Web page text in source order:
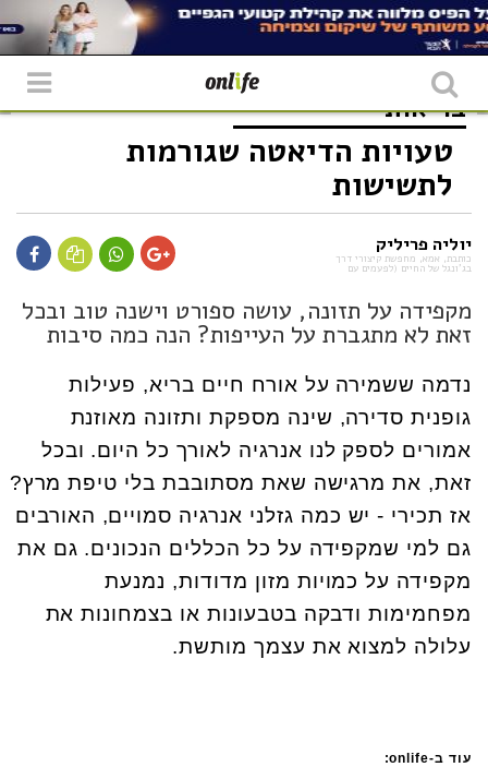
בריאות
טעויות הדיאטה שגורמות
לתשישות
יוליה פריליק
כותבת, אמא, מחפשת קיצורי דרך
בג'ונגל של החיים (לפעמים עם
מקפידה על תזונה, עושה ספורט וישנה טוב ובכל
זאת לא מתגברת על העייפות? הנה כמה סיבות
נדמה ששמירה על אורח חיים בריא, פעילות
גופנית סדירה, שינה מספקת ותזונה מאוזנת
אמורים לספק לנו אנרגיה לאורך כל היום. ובכל
זאת, את מרגישה שאת מסתובבת בלי טיפת מרץ?
אז תכירי - יש כמה גזלני אנרגיה סמויים, האורבים
גם למי שמקפידה על כל הכללים הנכונים. גם את
מקפידה על כמויות מזון מדודות, נמנעת
מפחמימות ודבקה בטבעונות או בצמחונות את
עלולה למצוא את עצמך מותשת.
עוד ב-onlife: